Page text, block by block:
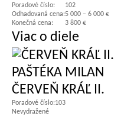
Poradové číslo:
102
Odhadovaná cena:5 000 – 6 000 €
Konečná cena:
3 800 €
Viac o diele
PAŠTÉKA MILAN
ČERVEŇ KRÁĽ II.
Poradové číslo:103
Nevydražené